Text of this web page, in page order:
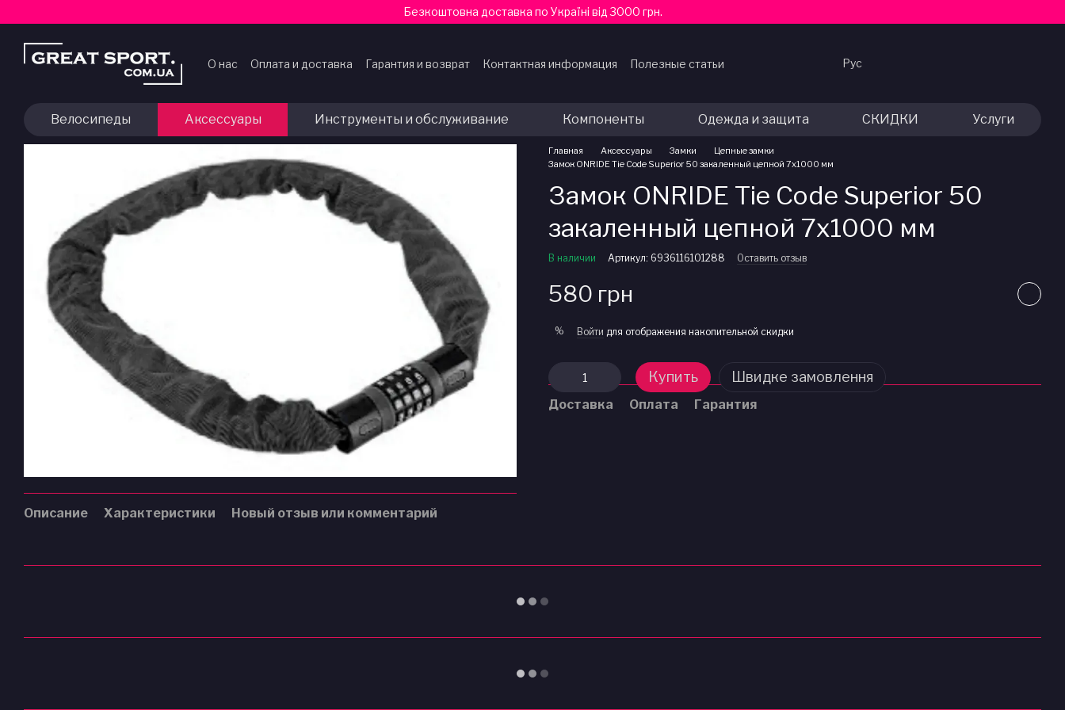
Безкоштовна доставка по Україні від 3000 грн.
О нас Оплата и доставка Гарантия и возврат Контактная информация
Полезные статьи
Рус
Велосипеды Аксессуары Инструменты и обслуживание Компоненты Одежда и защита СКИДКИ Услуги
Описание Характеристики Новый отзыв или комментарий
Главная Аксессуары Замки
Цепные замки
Замок ONRIDE Tie Code Superior 50 закаленный цепной 7x1000 мм
Замок ONRIDE Tie Code Superior 50
закаленный цепной 7x1000 мм
В наличии Артикул: 6936116101288 Оставить отзыв
580 грн
% Войти для отображения накопительной скидки
Купить Швидке замовлення
Доставка Оплата Гарантия